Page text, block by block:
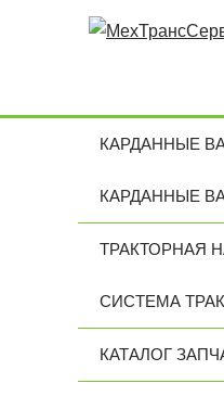
КАРДАННЫЕ
КАРДАННЫЕ
ТРАКТОРНАЯ
СИСТЕМА
КАТАЛОГ